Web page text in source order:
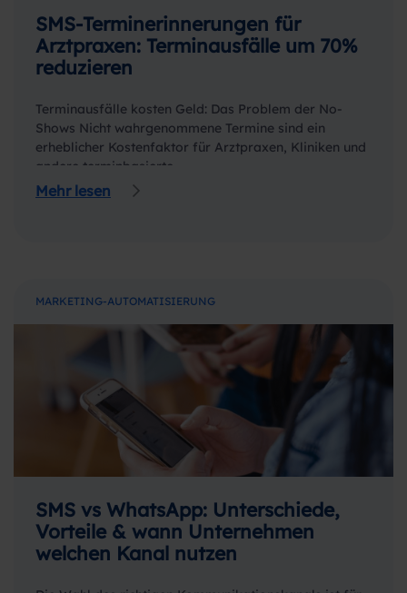
SMS-Terminerinnerungen für
Arztpraxen: Terminausfälle um 70%
reduzieren
Terminausfälle kosten Geld: Das Problem der No-
Shows Nicht wahrgenommene Termine sind ein
erheblicher Kostenfaktor für Arztpraxen, Kliniken und
andere terminbasierte…
Mehr lesen
MARKETING-AUTOMATISIERUNG
SMS vs WhatsApp: Unterschiede,
Vorteile & wann Unternehmen
welchen Kanal nutzen